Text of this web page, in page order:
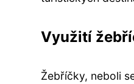
Využití
Žebříčky, neboli